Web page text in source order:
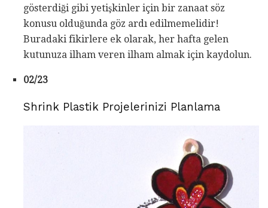
gösterdiği gibi yetişkinler için bir zanaat söz
konusu olduğunda göz ardı edilmemelidir!
Buradaki fikirlere ek olarak, her hafta gelen
kutunuza ilham veren ilham almak için kaydolun.
02/23
Shrink Plastik Projelerinizi Planlama